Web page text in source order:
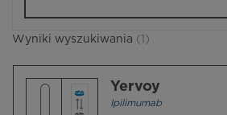
Wyniki wyszukiwania (1)
Yervoy
Ipilimumab